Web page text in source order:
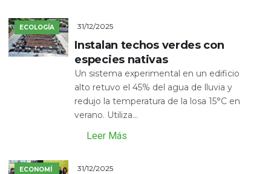
ECOLOGÍA 31/12/2025
Instalan techos verdes con
especies nativas
Un sistema experimental en un edificio
alto retuvo el 45% del agua de lluvia y
redujo la temperatura de la losa 15°C en
verano. Utiliza...
Leer Más
ECONOMÍ
31/12/2025